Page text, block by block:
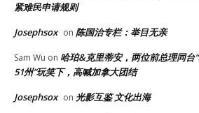
紧难民申请规则
Josephsox on 陈国治专栏：举目无亲
Sam Wu on 哈珀&克里蒂安，两位前总理同台
51州”玩笑下，高喊加拿大团结
Josephsox on 光影互鉴 文化出海